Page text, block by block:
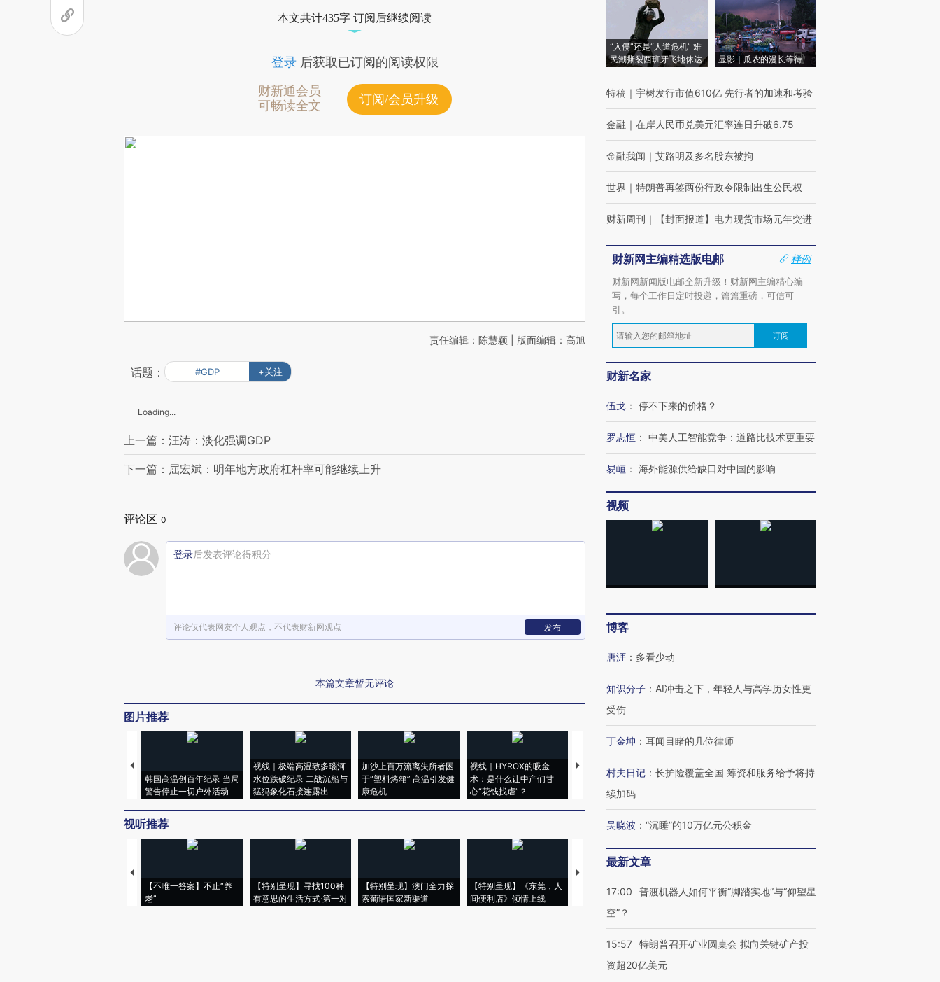
本文共计435字 订阅后继续阅读
登录后获取已订阅的阅读权限
财新通会员
可畅读全文
订阅/会员升级
责任编辑：陈慧颖 | 版面编辑：高旭
话题： #GDP +关注
Loading...
上一篇：汪涛：淡化强调GDP
下一篇：屈宏斌：明年地方政府杠杆率可能继续上升
评论区 0
登录后发表评论得积分
评论仅代表网友个人观点，不代表财新网观点 发布
本篇文章暂无评论
图片推荐
韩国高温创百年纪录 当局
警告停止一切户外活动
视线｜极端高温致多瑙河
水位跌破纪录 二战沉船与
猛犸象化石接连露出
加沙上百万流离失所者困
于“塑料烤箱” 高温引发健
康危机
视线｜HYROX的吸金
术：是什么让中产们甘
心“花钱找虐”？
马航飞行员跨国走私7万
粒摇头丸 尿检体内含3种
视线｜被称为“蟑螂”的印
度Z世代 用街头抗争将教
视线｜“入侵”还是“人道危
机”？难民潮撕裂西班牙
视听推荐
【不唯一答案】不止“养
老”
【特别呈现】寻找100种
有意思的生活方式·第一对
【特别呈现】澳门全力探
索葡语国家新渠道
【特别呈现】《东莞，人
间便利店》倾情上线
【推广】走进第四届链博
会，让数智科技“链”接产
【特别呈现】寻找100种
有意思的生活方式·第三对
CFO：不靠规模取胜，华
住三大增长引擎是什么？
“入侵”还是“人道危机” 难
民潮撕裂西班牙飞地休达
显影｜瓜农的漫长等待
特稿 ｜ 宇树发行市值610亿 先行者的加速和考验
金融 ｜ 在岸人民币兑美元汇率连日升破6.75
金融我闻 ｜ 艾路明及多名股东被拘
世界 ｜ 特朗普再签两份行政令限制出生公民权
财新周刊 ｜ 【封面报道】电力现货市场元年突进
财新网主编精选版电邮
样例
财新网新闻版电邮全新升级！财新网主编精心编
写，每个工作日定时投递，篇篇重磅，可信可
引。
订阅
财新名家
伍戈 ： 停不下来的价格？
罗志恒 ： 中美人工智能竞争：道路比技术更重要
易峘 ： 海外能源供给缺口对中国的影响
视频
博客
唐涯 ： 多看少动
知识分子 ： AI冲击之下，年轻人与高学历女性更
受伤
丁金坤 ： 耳闻目睹的几位律师
村夫日记 ： 长护险覆盖全国 筹资和服务给予将持
续加码
吴晓波 ： “沉睡”的10万亿元公积金
最新文章
17:00
普渡机器人如何平衡“脚踏实地”与“仰望星
空”？
15:57 特朗普召开矿业圆桌会 拟向关键矿产投
资超20亿美元